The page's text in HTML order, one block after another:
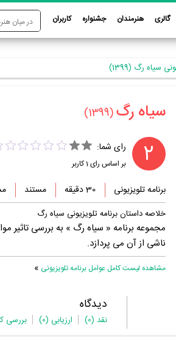
گالری هنرمندان جشنواره کاربران
سیاه رگ (1399)
‏سیاه رگ‏(1399)
2 رای شما:
بر اساس رای 1کاربر
برنامه تلویزیونی 30 دقیقه مستند
خلاصه داستان برنامه تلویزیونی سیاه رگ
مجموعه برنامه « سیاه رگ » به بررسی تاثیر
ناشی از آن می پردازد.
مشاهده لیست کامل عوامل برنامه تلویزیونی »
دیدگاه
نقد (0) ارزیابی (0) بررسی